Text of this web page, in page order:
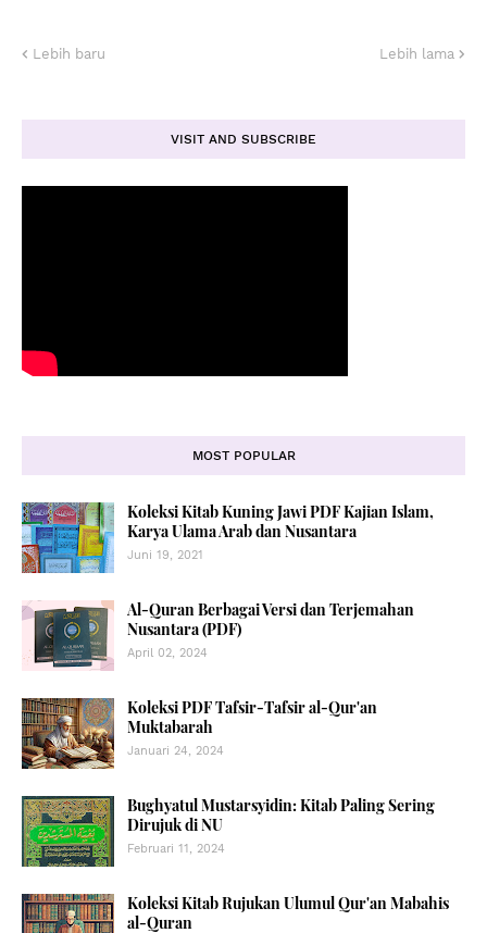
Lebih baru Lebih lama
VISIT AND SUBSCRIBE
MOST POPULAR
Koleksi Kitab Kuning Jawi PDF Kajian Islam,
Karya Ulama Arab dan Nusantara
Juni 19, 2021
Al-Quran Berbagai Versi dan Terjemahan
Nusantara (PDF)
April 02, 2024
Koleksi PDF Tafsir-Tafsir al-Qur'an
Muktabarah
Januari 24, 2024
Bughyatul Mustarsyidin: Kitab Paling Sering
Dirujuk di NU
Februari 11, 2024
Koleksi Kitab Rujukan Ulumul Qur'an Mabahis
al-Quran